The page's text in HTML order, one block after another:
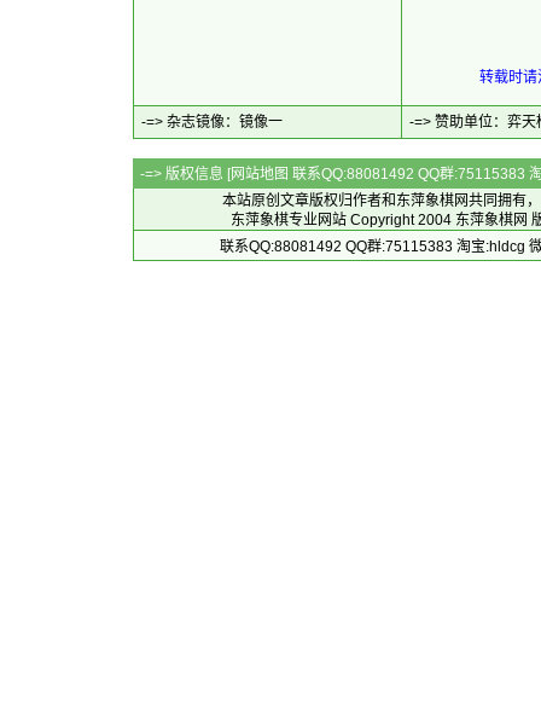
转载时请
-=> 杂志镜像： 镜像一 -=> 赞助单位： 弈天
-=> 版权信息 [网站地图 联系QQ:88081492 QQ群:75115383
本站原创文章版权归作者和 东萍象棋网共同拥有
东萍象棋专业网站 Copyright 2004 东萍象棋网
联系QQ:88081492 QQ群:75115383 淘宝:hldcg